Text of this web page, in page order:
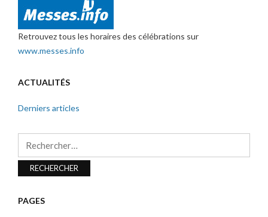
Retrouvez tous les horaires des célébrations sur
www.messes.info
ACTUALITÉS
Derniers articles
Rechercher :
PAGES